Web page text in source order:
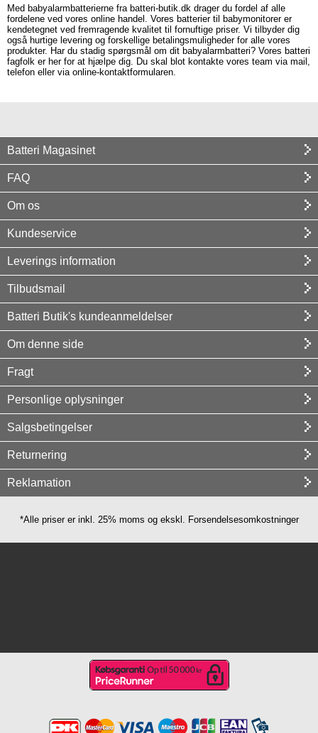
Med babyalarmbatterierne fra batteri-butik.dk drager du fordel af alle
fordelene ved vores online handel. Vores batterier til babymonitorer er
kendetegnet ved fremragende kvalitet til fornuftige priser. Vi tilbyder dig
også hurtige levering og forskellige betalingsmuligheder for alle vores
produkter. Har du stadig spørgsmål om dit babyalarmbatteri? Vores batteri
fagfolk er her for at hjælpe dig. Du skal blot kontakte vores team via mail,
telefon eller via online-kontaktformularen.
Batteri Magasinet
FAQ
Om os
Kundeservice
Leverings information
Tilbudsmail
Batteri Butik's kundeanmeldelser
Om denne side
Fragt
Personlige oplysninger
Salgsbetingelser
Returnering
Reklamation
*Alle priser er inkl. 25% moms og ekskl. Forsendelsesomkostninger